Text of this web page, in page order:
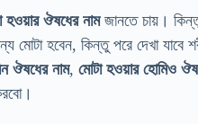
হওয়ার ঔষধের নামজানতে চায়।
হবেন, কিন্তু পরে দেখা যাবে
ঔষধের নাম, মোটা হওয়ার হোমিও